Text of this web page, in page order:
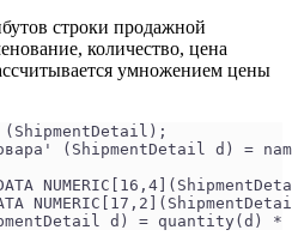
строки продажной
количество, цена
умножением цены
(ShipmentDetail d) =
d) = quantity(d)